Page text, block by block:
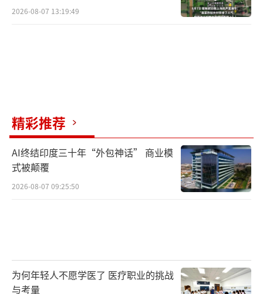
2026-08-07 13:19:49
精彩推荐
AI终结印度三十年“外包神话” 商业模
式被颠覆
2026-08-07 09:25:50
为何年轻人不愿学医了 医疗职业的挑战
与考量